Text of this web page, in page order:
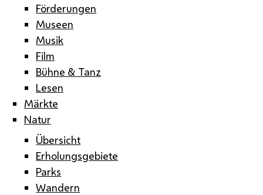
Förderungen
Museen
Musik
Film
Bühne & Tanz
Lesen
Märkte
Natur
Übersicht
Erholungsgebiete
Parks
Wandern